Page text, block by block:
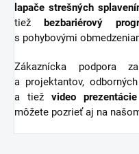
lapače strešných
tiež
bezbariérový
s pohybovými
Zákaznícka podpora
a projektantov,
a tiežvideo prezentácie
môžete pozrieť aj na